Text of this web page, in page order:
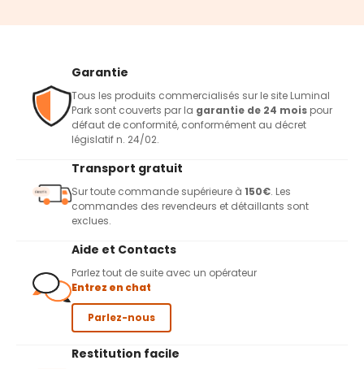
Garantie
Tous les produits commercialisés sur le site Luminal
Park sont couverts par la garantie de 24 mois pour
défaut de conformité, conformément au décret
législatif n. 24/02.
Transport gratuit
Sur toute commande supérieure à 150€. Les
commandes des revendeurs et détaillants sont
exclues.
Aide et Contacts
Parlez tout de suite avec un opérateur
Entrez en chat
Parlez-nous
Restitution facile